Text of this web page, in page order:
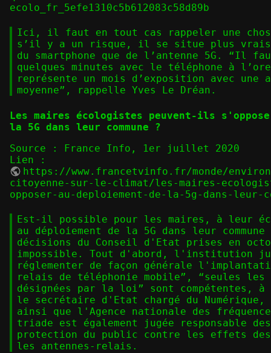
ecolo_fr_5efe1310c5b612083c58d89b
Ici, il faut en tout cas rappeler une chose
s’il y a un risque, il se situe plus
du smartphone que de l’antenne 5G. “Il
quelques minutes avec le téléphone à
représente un mois d’exposition avec une
moyenne”, rappelle Yves Le Dréan.
Les maires écologistes peuvent-ils
la 5G dans leur commune ?
Source : France Info, 1er juillet 2020
Lien :
https://www.francetvinfo.fr/monde/
citoyenne-sur-le-climat/les-maires-
opposer-au-deploiement-de-la-5g-dans-leur-
Est-il possible pour les maires, à leur
au déploiement de la 5G dans leur
décisions du Conseil d'Etat prises en
impossible. Tout d'abord, l'institution
réglementer de façon générale
relais de téléphonie mobile”, “seules
désignées par la loi” sont compétentes,
le secrétaire d'Etat chargé du
ainsi que l'Agence nationale des
triade est également jugée responsable des
protection du public contre les effets des
les antennes-relais.